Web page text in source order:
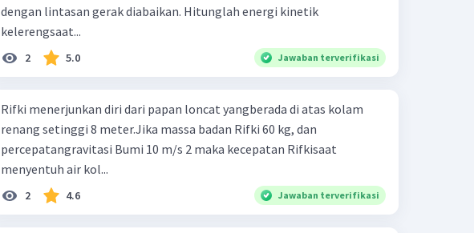
dengan lintasan gerak diabaikan. Hitunglah energi kinetik
kelerengsaat...
2 5.0 Jawaban terverifikasi
Rifki menerjunkan diri dari papan loncat yangberada di atas kolam
renang setinggi 8 meter.Jika massa badan Rifki 60 kg, dan
percepatangravitasi Bumi 10 m/s 2 maka kecepatan Rifkisaat
menyentuh air kol...
2 4.6 Jawaban terverifikasi